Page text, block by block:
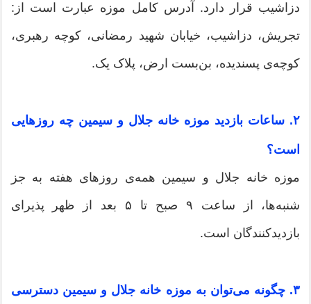
دزاشیب قرار دارد. آدرس کامل موزه عبارت است از:
تجریش، دزاشیب، خیابان شهید رمضانی، کوچه‌ رهبری،
کوچه‌ی پسندیده، بن‌بست ارض، پلاک یک.
۲. ساعات بازدید موزه خانه جلال و سیمین چه روزهایی
است؟
موزه خانه جلال و سیمین همه‌ی روزهای هفته به جز
شنبه‌ها، از ساعت ۹ صبح تا ۵ بعد از ظهر پذیرای
بازدیدکنندگان است.
۳. چگونه می‌توان به موزه خانه جلال و سیمین دسترسی